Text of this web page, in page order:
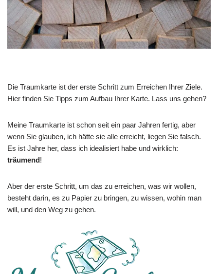
Die Traumkarte ist der erste Schritt zum Erreichen Ihrer Ziele.
Hier finden Sie Tipps zum Aufbau Ihrer Karte. Lass uns gehen?
Meine Traumkarte ist schon seit ein paar Jahren fertig, aber
wenn Sie glauben, ich hätte sie alle erreicht, liegen Sie falsch.
Es ist Jahre her, dass ich idealisiert habe und wirklich:
träumend!
Aber der erste Schritt, um das zu erreichen, was wir wollen,
besteht darin, es zu Papier zu bringen, zu wissen, wohin man
will, und den Weg zu gehen.